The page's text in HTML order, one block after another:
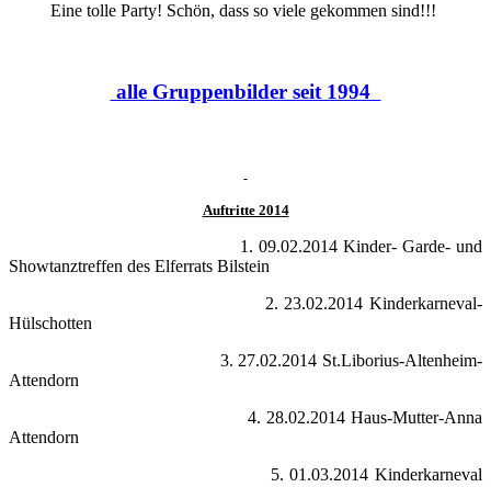
Eine tolle Party! Schön, dass so viele gekommen sind!!!
alle Gruppenbilder seit 1994
Auftritte 2014
1. 09.02.2014 Kinder- Garde- und
Showtanztreffen des Elferrats Bilstein
2. 23.02.2014 Kinderkarneval-
Hülschotten
3. 27.02.2014 St.Liborius-Altenheim-
Attendorn
4. 28.02.2014 Haus-Mutter-Anna
Attendorn
5. 01.03.2014 Kinderkarneval